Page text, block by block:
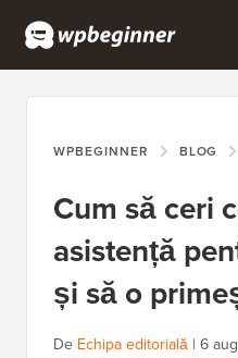
WPBEGINNER BLOG
Cum să ceri
asistență
și să o
De Echipa editorială | 6